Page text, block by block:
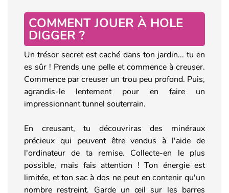
COMMENT JOUER À HOLE
DIGGER ?
Un trésor secret est caché dans ton jardin... tu en
es sûr ! Prends une pelle et commence à creuser.
Commence par creuser un trou peu profond. Puis,
agrandis-le lentement pour en faire un
impressionnant tunnel souterrain.
En creusant, tu découvriras des minéraux
précieux qui peuvent être vendus à l'aide de
l'ordinateur de ta remise. Collecte-en le plus
possible, mais fais attention ! Ton énergie est
limitée, et ton sac à dos ne peut en contenir qu'un
nombre restreint. Garde un œil sur les barres